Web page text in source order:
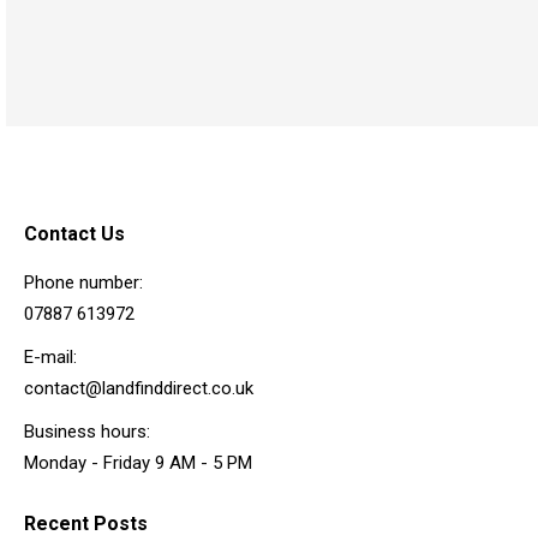
Contact Us
Phone number:
07887 613972
E-mail:
contact@landfinddirect.co.uk
Business hours:
Monday - Friday 9 AM - 5 PM
Recent Posts